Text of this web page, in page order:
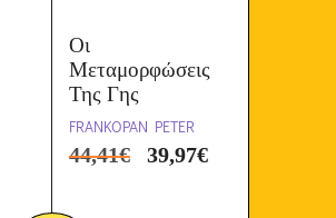
Οι
Μεταμορφώσεις
Της Γης
FRANKOPAN PETER
44,41€ 39,97€